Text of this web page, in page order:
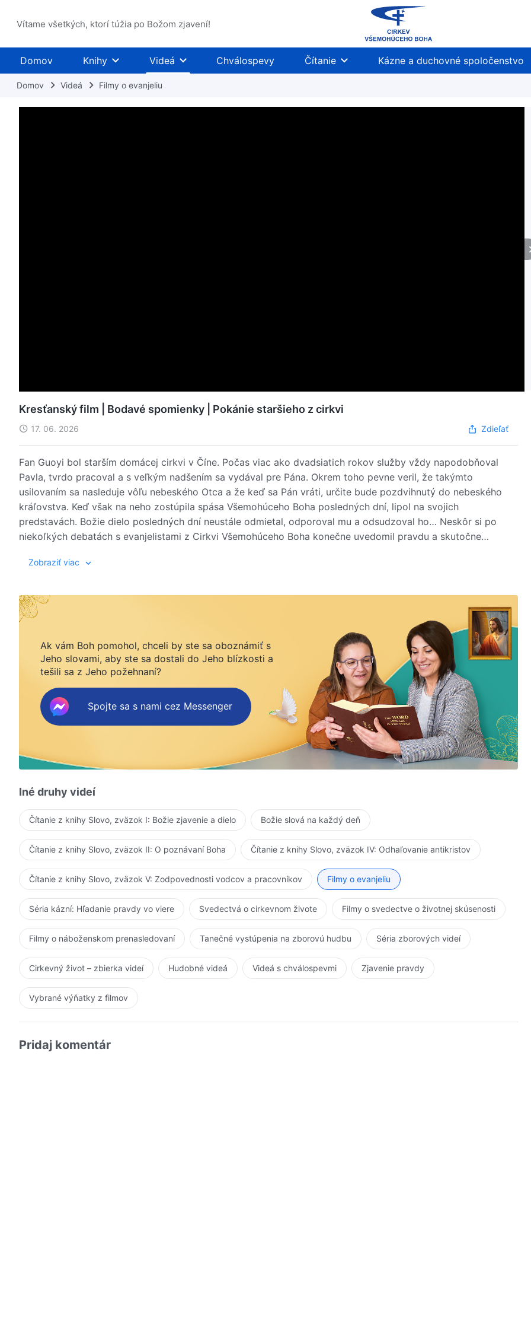
Vítame všetkých, ktorí túžia po Božom zjavení!
Domov Knihy Videá Chválospevy Čítanie Kázne a duchovné spoločenstvo
Domov Videá Filmy o evanjeliu
Kresťanský film | Bodavé spomienky | Pokánie staršieho z cirkvi
17. 06. 2026 Zdieľať
Fan Guoyi bol starším domácej cirkvi v Číne. Počas viac ako dvadsiatich rokov služby vždy napodobňoval
Pavla, tvrdo pracoval a s veľkým nadšením sa vydával pre Pána. Okrem toho pevne veril, že takýmto
usilovaním sa nasleduje vôľu nebeského Otca a že keď sa Pán vráti, určite bude pozdvihnutý do nebeského
kráľovstva. Keď však na neho zostúpila spása Všemohúceho Boha posledných dní, lipol na svojich
predstavách. Božie dielo posledných dní neustále odmietal, odporoval mu a odsudzoval ho… Neskôr si po
niekoľkých debatách s evanjelistami z Cirkvi Všemohúceho Boha konečne uvedomil pravdu a skutočne
dosiahnuť spásu a vstúpiť do nebeského kráľovstva…
Zakaždým, keď si spomenie na to, kým bol v minulosti, spomienky ho pichajú pri srdci ako tŕne…
Zobraziť viac
Ak vám Boh pomohol, chceli by ste sa oboznámiť s
Jeho slovami, aby ste sa dostali do Jeho blízkosti a
tešili sa z Jeho požehnaní?
Spojte sa s nami cez Messenger
Iné druhy videí
Čítanie z knihy Slovo, zväzok I: Božie zjavenie a dielo Božie slová na každý deň
Čítanie z knihy Slovo, zväzok II: O poznávaní Boha Čítanie z knihy Slovo, zväzok IV: Odhaľovanie antikristov
Čítanie z knihy Slovo, zväzok V: Zodpovednosti vodcov a pracovníkov Filmy o evanjeliu
Séria kázní: Hľadanie pravdy vo viere Svedectvá o cirkevnom živote Filmy o svedectve o životnej skúsenosti
Filmy o náboženskom prenasledovaní Tanečné vystúpenia na zborovú hudbu Séria zborových videí
Cirkevný život – zbierka videí Hudobné videá Videá s chválospevmi Zjavenie pravdy
Vybrané výňatky z filmov
Pridaj komentár